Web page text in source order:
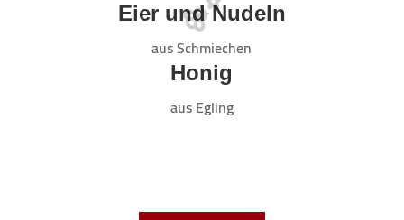
Eier und Nudeln
aus Schmie­chen
Honig
aus Egling